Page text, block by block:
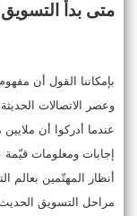
متى بدأ التسويق
بإمكاننا القول أن
وعصر الاتصالات
عندما أدركوا أن
إجابات ومعلومات
أنظار المهتّمين بعالم
مراحل التسويق